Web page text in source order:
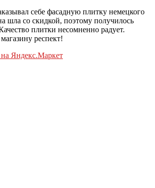
себе фасадную плитку немецкого
шла со скидкой, поэтому получилось
плитки несомненно радует.
респект!
Яндекс.Маркет